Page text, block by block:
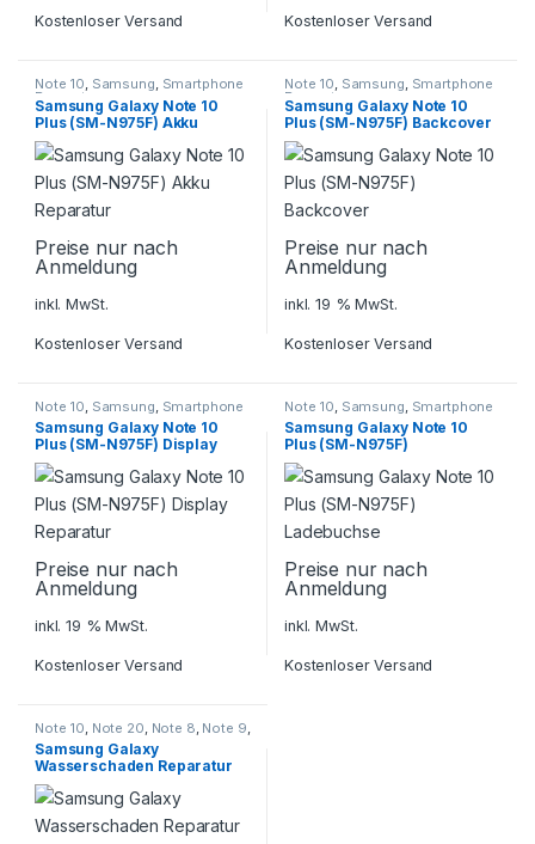
Kostenloser Versand Kostenloser Versand
Note 10, Samsung, Smartphone
Reparatur
Samsung Galaxy Note 10
Plus (SM-N975F) Akku
Reparatur
Preise nur nach
Anmeldung
inkl. MwSt.
Kostenloser Versand
Note 10, Samsung, Smartphone
Reparatur
Samsung Galaxy Note 10
Plus (SM-N975F) Backcover
Preise nur nach
Anmeldung
inkl. 19 % MwSt.
Kostenloser Versand
Note 10 Samsung Smartphone
Reparatur
Samsung Galaxy Note 10
Plus (SM-N975F) Display
Reparatur
Preise nur nach
Anmeldung
inkl. 19 % MwSt.
Kostenloser Versand
Note 10 Samsung Smartphone
Reparatur
Samsung Galaxy Note 10
Plus (SM-N975F)
Ladebuchse
Preise nur nach
Anmeldung
inkl. MwSt.
Kostenloser Versand
Note 10 Note 20 Note 8 Note 9
S10 Serie S8 Serie S9 Serie
Samsung, Smartphone
Reparatur
Samsung Galaxy
Wasserschaden Reparatur